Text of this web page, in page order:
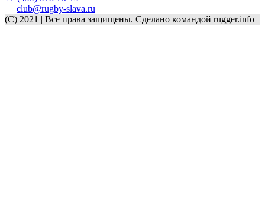
club@rugby-slava.ru
(C) 2021 | Все права защищены. Сделано командой rugger.info